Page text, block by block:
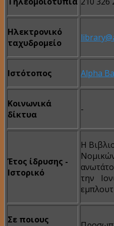
Ηλεκτρονικό
ταχυδρομείο
Ιστότοπος Alpha
Κοινωνικά
δίκτυα
-
Έτος ίδρυσης -
Iστορικό
Η
την
Σε ποιους